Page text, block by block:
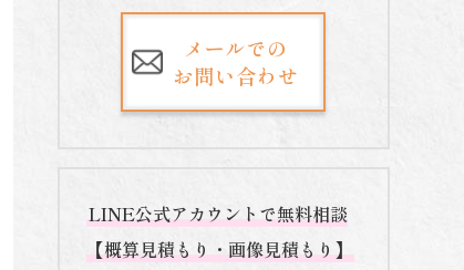
メールでの
お問い合わせ
LINE公式アカウントで無料相談
【概算見積もり・画像見積もり】